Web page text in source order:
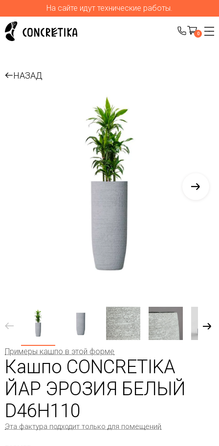
На сайте идут технические работы.
0
НАЗАД
Примеры кашпо в этой форме
Кашпо CONCRETIKA
ЙАР ЭРОЗИЯ БЕЛЫЙ
D46H110
Эта фактура подходит только для помещений